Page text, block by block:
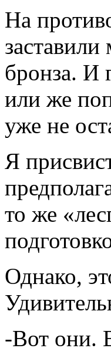
На
бронза. И
или же
уже не
Я
то же
Однако,
-Вот они.